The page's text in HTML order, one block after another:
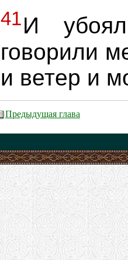
41И
говорили
и ветер и
Предыдущая глава